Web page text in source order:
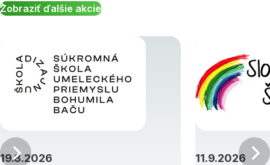
Zobraziť ďalšie akcie
19.8.2026 11.9.2026
Predchádzajúci